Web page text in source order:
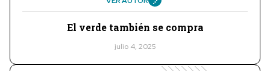
El verde también se compra
julio 4, 2025